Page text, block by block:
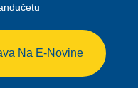
Na E-Novine